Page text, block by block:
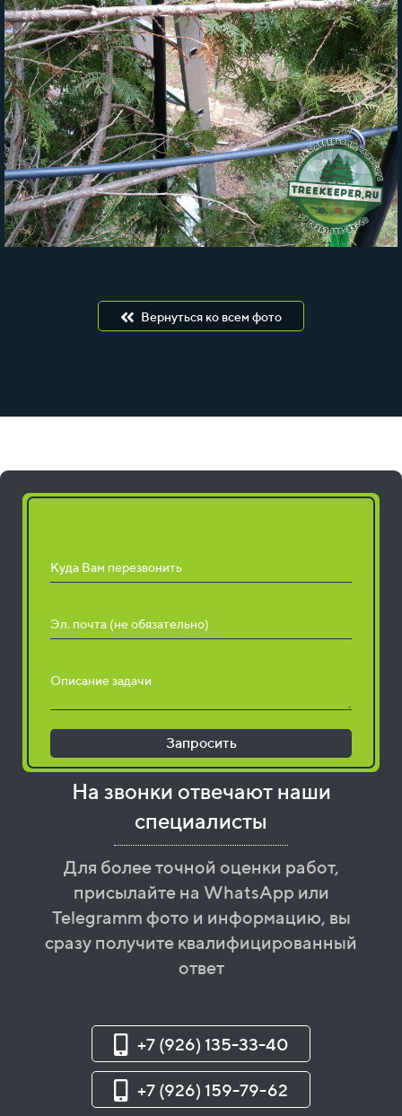
Вернуться ко всем фото
Куда Вам перезвонить
Эл. почта (не обязательно)
Описание задачи
Запросить
На звонки отвечают наши
специалисты
Для более точной оценки работ,
присылайте на WhatsApp или
Telegramm фото и информацию, вы
сразу получите квалифицированный
ответ
+7 (926) 135-33-40
+7 (926) 159-79-62